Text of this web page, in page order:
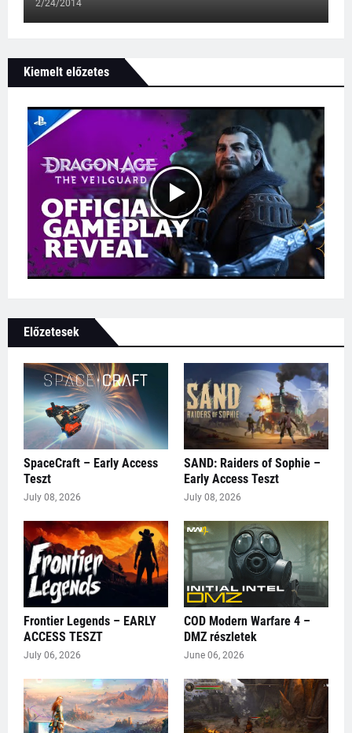
2/24/2014
Kiemelt előzetes
Előzetesek
SpaceCraft – Early Access
Teszt
July 08, 2026
SAND: Raiders of Sophie –
Early Access Teszt
July 08, 2026
Frontier Legends – EARLY
ACCESS TESZT
July 06, 2026
COD Modern Warfare 4 –
DMZ részletek
June 06, 2026